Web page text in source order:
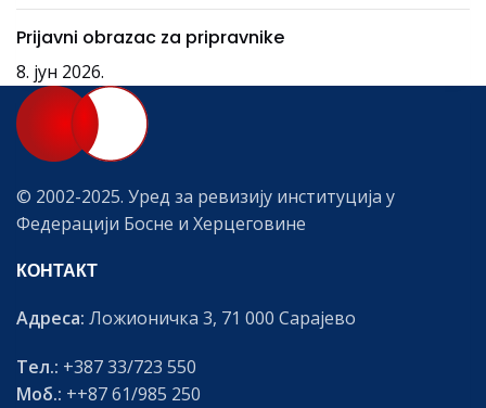
Prijavni obrazac za pripravnike
8. јун 2026.
© 2002-2025. Уред за ревизију институција у
Федерацији Босне и Херцеговине
КОНТАКТ
Адреса: Ложионичка 3, 71 000 Сарајево
Тел.: +387 33/723 550
Моб.: ++87 61/985 250